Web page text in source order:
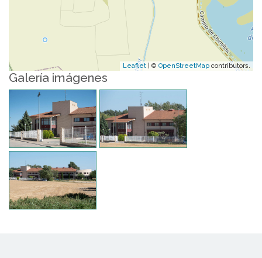
Leaflet | © OpenStreetMap contributors.
Galería imágenes